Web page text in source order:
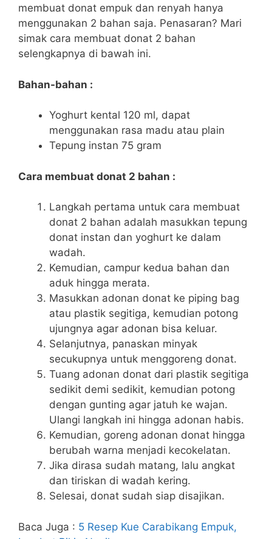
membuat donat empuk dan renyah hanya
menggunakan 2 bahan saja. Penasaran? Mari
simak cara membuat donat 2 bahan
selengkapnya di bawah ini.
Bahan-bahan :
Yoghurt kental 120 ml, dapat
menggunakan rasa madu atau plain
Tepung instan 75 gram
Cara membuat donat 2 bahan :
Langkah pertama untuk cara membuat
donat 2 bahan adalah masukkan tepung
donat instan dan yoghurt ke dalam
wadah.
Kemudian, campur kedua bahan dan
aduk hingga merata.
Masukkan adonan donat ke piping bag
atau plastik segitiga, kemudian potong
ujungnya agar adonan bisa keluar.
Selanjutnya, panaskan minyak
secukupnya untuk menggoreng donat.
Tuang adonan donat dari plastik segitiga
sedikit demi sedikit, kemudian potong
dengan gunting agar jatuh ke wajan.
Ulangi langkah ini hingga adonan habis.
Kemudian, goreng adonan donat hingga
berubah warna menjadi kecokelatan.
Jika dirasa sudah matang, lalu angkat
dan tiriskan di wadah kering.
Selesai, donat sudah siap disajikan.
Baca Juga : 5 Resep Kue Carabikang Empuk,